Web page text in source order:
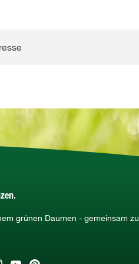
grünen Daumen - gemeinsam zu